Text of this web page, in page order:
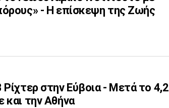
- Η επίσκεψη της Ζωής
στην Εύβοια - Μετά το 4,2
και την Αθήνα